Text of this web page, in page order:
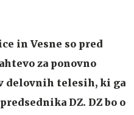
in Vesne so pred
za ponovno
delovnih telesih, ki ga
DZ. DZ bo o